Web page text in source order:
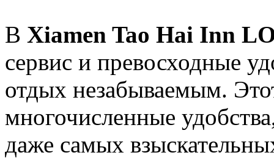
В Xiamen Tao Hai Inn
сервис и превосходные
отдых незабываемым.
многочисленные
даже самых